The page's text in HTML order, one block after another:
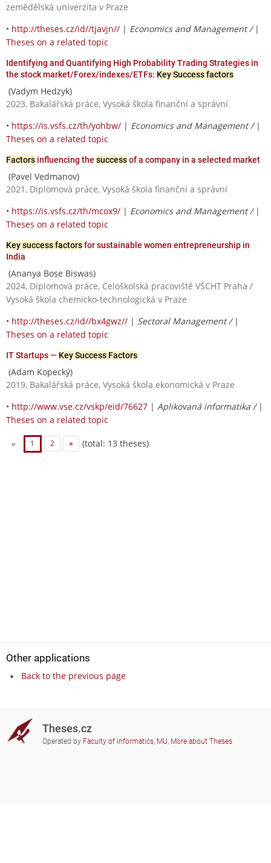
zemědělská univerzita v Praze
• http://theses.cz/id//tjavjn// | Economics and Management / |
Theses on a related topic
Identifying and Quantifying High Probability Trading Strategies in
the stock market/Forex/indexes/ETFs: Key Success factors
(Vadym Hedzyk)
2023, Bakalářská práce, Vysoká škola finanční a správní
• https://is.vsfs.cz/th/yohbw/ | Economics and Management / |
Theses on a related topic
Factors influencing the successof a company in a selected market
(Pavel Vedmanov)
2021, Diplomová práce, Vysoká škola finanční a správní
• https://is.vsfs.cz/th/mcox9/ | Economics and Management / |
Theses on a related topic
Key success factorsfor sustainable women entrepreneurship in
India
(Ananya Bose Biswas)
2024, Diplomová práce, Celoškolská pracoviště VŠCHT Praha /
Vysoká škola chemicko-technologická v Praze
• http://theses.cz/id//bx4gwz// | Sectoral Management / |
Theses on a related topic
IT Startups — Key Success Factors
(Adam Kopecký)
2019, Bakalářská práce, Vysoká škola ekonomická v Praze
• http://www.vse.cz/vskp/eid/76627 | Aplikovaná informatika / |
Theses on a related topic
« 1 2 » (total: 13 theses)
Other applications
Back to the previous page
Theses.cz
Operated by Faculty of Informatics, MU, More about Theses